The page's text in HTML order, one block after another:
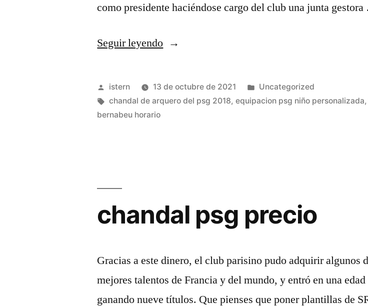
como presidente haciéndose cargo del club una junta
Seguir leyendo«chandal
rosa
y
Publicado
por
istern 13 de octubre de 2021
Publicado
en
Uncategorized
Etiquetas:
chandal de arquero del psg 2018,equipacion psg niño personalizada
bernabeu horario
chandal psg precio
Gracias a este dinero, el club parisino pudo adquirir algunos
mejores talentos de Francia y del mundo, y entró en una edad
ganando nueve títulos. Que pienses que poner plantillas de